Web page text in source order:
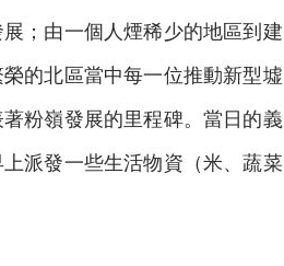
；由一個人煙稀少的地區到建
的北區當中每一位推動新型墟
粉嶺發展的里程碑。當日的義
派發一些生活物資（米、蔬菜